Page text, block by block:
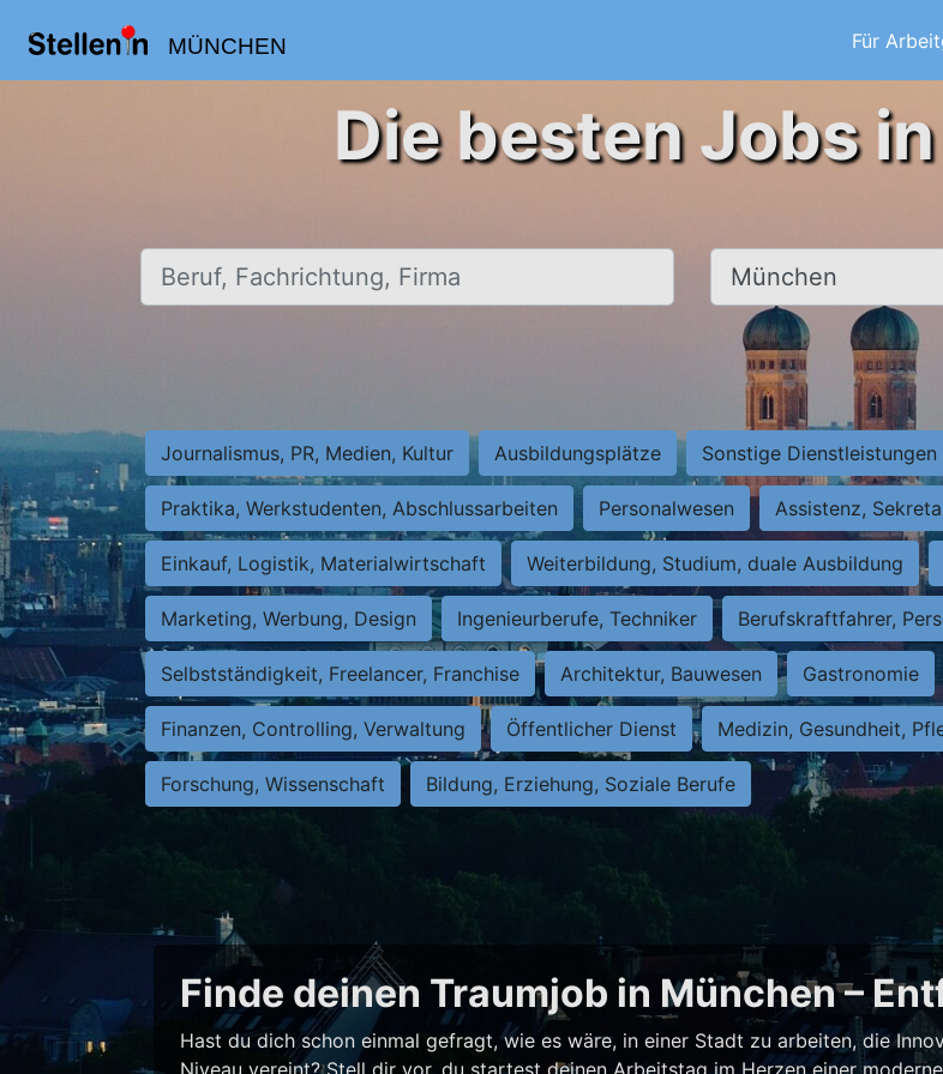
MÜNCHEN Für
Die besten Jobs
Beruf, Fachrichtung, Firma Ort, Stadt
Journalismus, PR, Medien, Kultur Ausbildungsplätze Sonstige Dienstleistungen
Praktika, Werkstudenten, Abschlussarbeiten Personalwesen Assistenz,
Einkauf, Logistik, Materialwirtschaft Weiterbildung, Studium, duale Ausbildung
Marketing, Werbung, Design Ingenieurberufe, Techniker Berufskraftfahrer,
Selbstständigkeit, Freelancer, Franchise Architektur, Bauwesen Gastronomie
Finanzen, Controlling, Verwaltung Öffentlicher Dienst Medizin, Gesundheit,
Forschung, Wissenschaft Bildung, Erziehung, Soziale Berufe
Finde deinen Traumjob in München –
Hast du dich schon einmal gefragt, wie es wäre, in einer Stadt zu arbeiten, die